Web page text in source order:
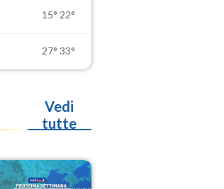
15° 22°
27° 33°
Vedi
tutte